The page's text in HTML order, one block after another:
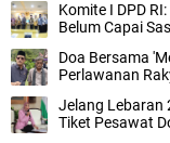
Komite I DPD
Belum Capai
Doa Bersama
Perlawanan
Jelang Lebaran
Tiket Pesawat